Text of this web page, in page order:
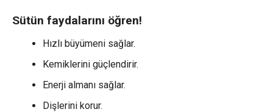
Sütün faydalarını öğren!
Hızlı büyümeni sağlar.
Kemiklerini güçlendirir.
Enerji almanı sağlar.
Dişlerini korur.